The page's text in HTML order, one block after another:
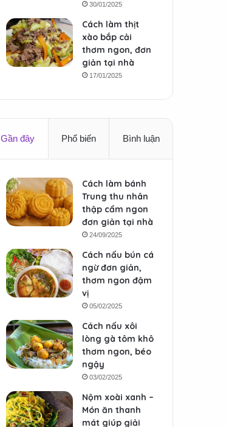
30/01/2025
Cách làm thịt
xào bắp cải
thơm ngon, đơn
giản tại nhà
17/01/2025
Gần đây Phổ biến Bình luận
Cách làm bánh
Trung thu nhân
thập cẩm ngon
đơn giản tại nhà
24/09/2025
Cách nấu bún cá
ngừ đơn giản,
thơm ngon đậm
vị
05/02/2025
Cách nấu xôi
lòng gà tôm khô
thơm ngon, béo
ngậy
03/02/2025
Nộm xoài xanh –
Món ăn thanh
mát giúp giải